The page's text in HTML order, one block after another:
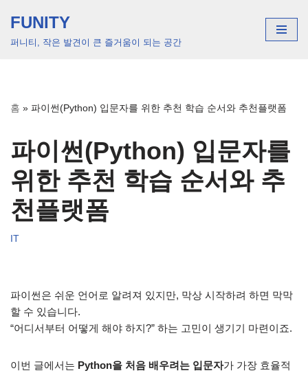
콘
건
기
FUNITY
퍼니티, 작은 발견이 큰 즐거움이 되는 공간
홈 » 파이썬(Python) 입문자를 위한 추천 학습 순서와 추천플랫폼
파이썬(Python) 입문자를
위한 추천 학습 순서와 추
천플랫폼
IT
파이썬은 쉬운 언어로 알려져 있지만, 막상 시작하려 하면 막막
할 수 있습니다.
“어디서부터 어떻게 해야 하지?” 하는 고민이 생기기 마련이죠.
이번 글에서는 Python을 처음 배우려는 입문자가 가장 효율적